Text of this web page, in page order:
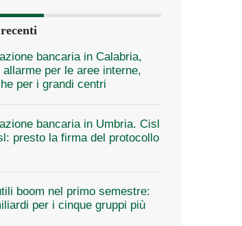
bancaria in Calabria,
per le aree interne,
per i grandi centri
bancaria in Umbria. Cisl
presto la firma del protocollo
boom nel primo semestre:
per i cinque gruppi più